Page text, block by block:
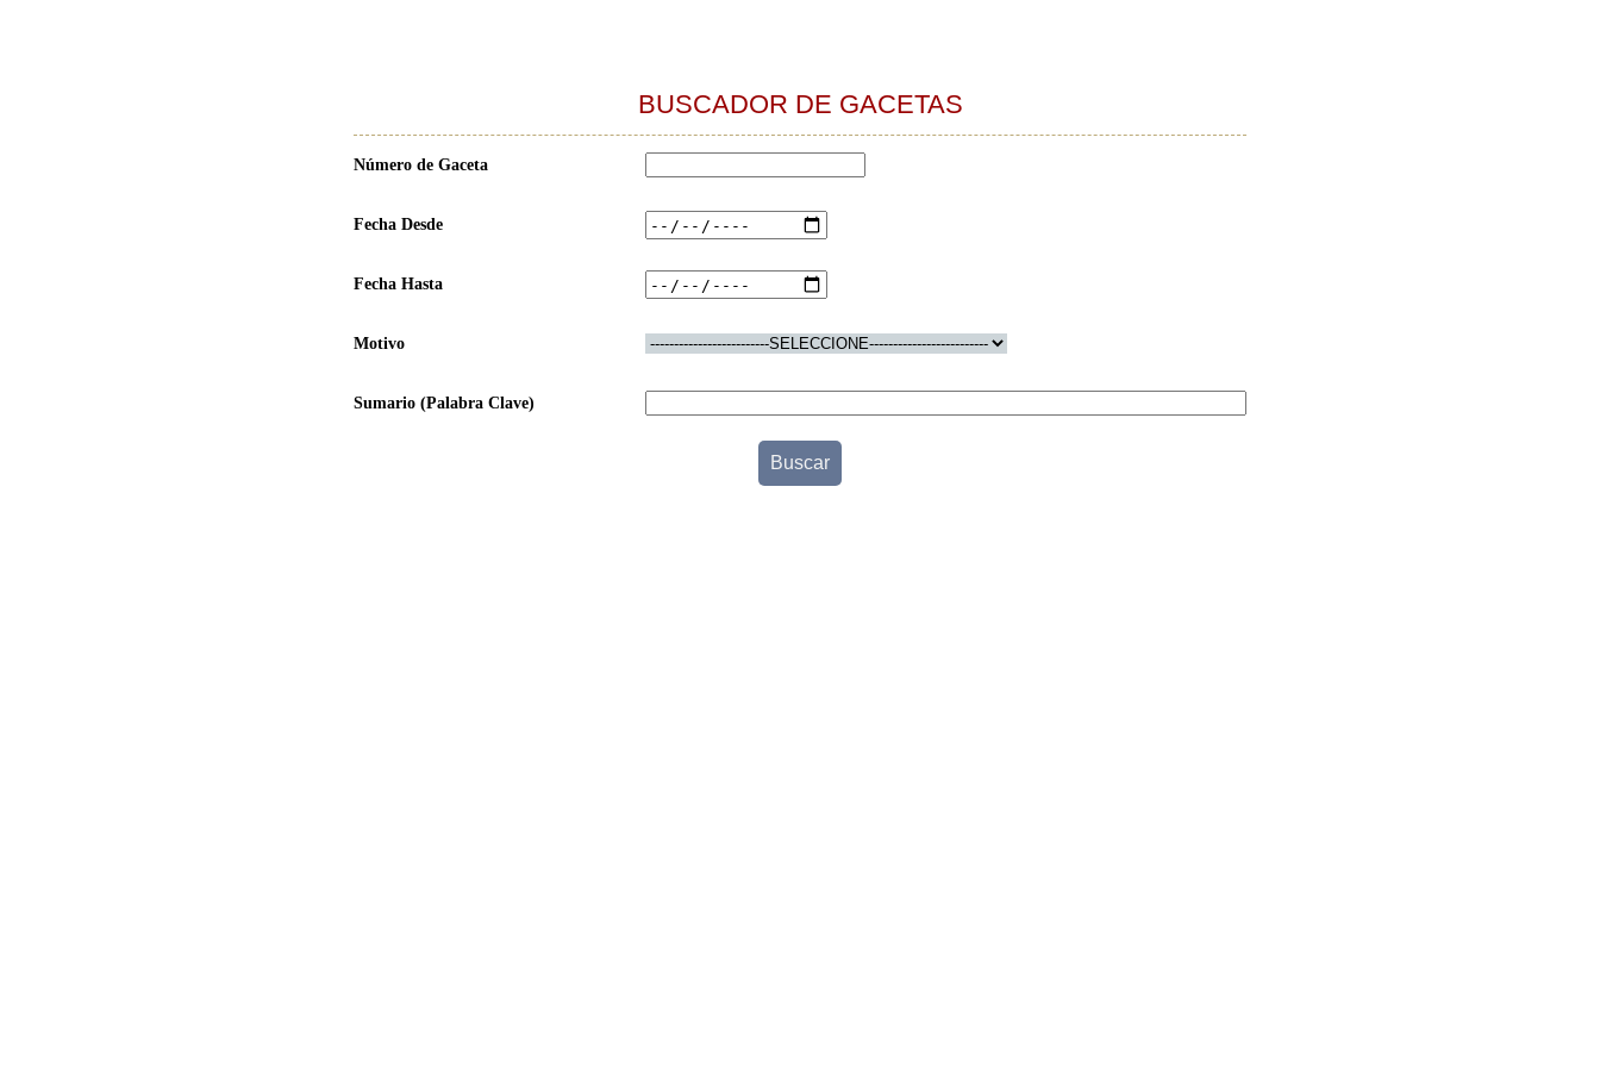
BUSCADOR DE GACETAS
Número de Gaceta
Fecha Desde
Fecha Hasta
Motivo
Sumario (Palabra Clave)